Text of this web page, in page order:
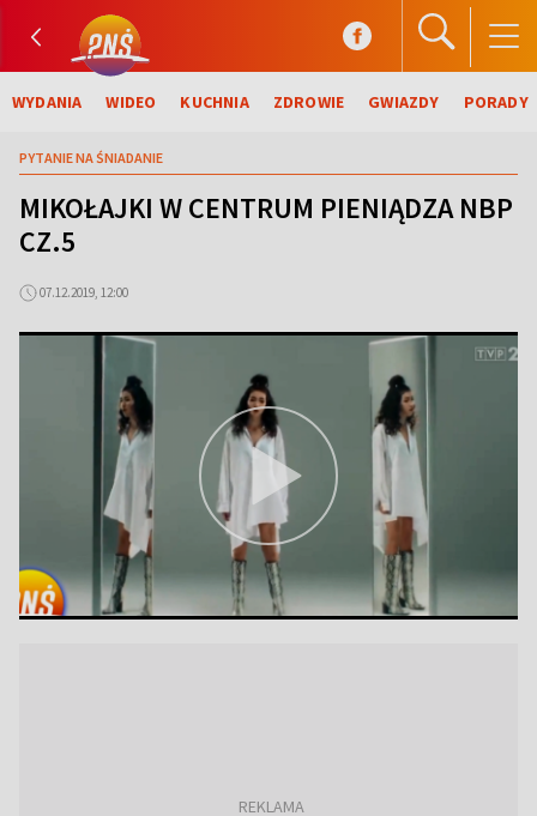
WYDANIA WIDEO KUCHNIA ZDROWIE GWIAZDY PORADY
PYTANIE NA ŚNIADANIE
MIKOŁAJKI W CENTRUM PIENIĄDZA NBP
CZ.5
07.12.2019, 12:00